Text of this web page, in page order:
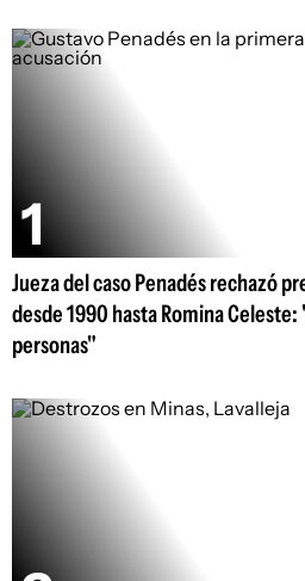
Jueza del caso Penadés rechazó
desde 1990 hasta Romina
personas"